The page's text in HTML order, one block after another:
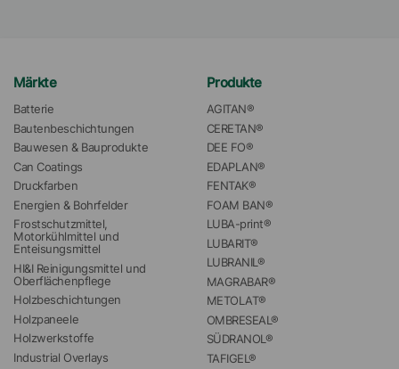
Märkte
Batterie
Bautenbeschichtungen
Bauwesen & Bauprodukte
Can Coatings
Druckfarben
Energien & Bohrfelder
Frostschutzmittel,
Motorkühlmittel und
Enteisungsmittel
HI&I Reinigungsmittel und
Oberflächenpflege
Holzbeschichtungen
Holzpaneele
Holzwerkstoffe
Industrial Overlays
Produkte
AGITAN®
CERETAN®
DEE FO®
EDAPLAN®
FENTAK®
FOAM BAN®
LUBA-print®
LUBARIT®
LUBRANIL®
MAGRABAR®
METOLAT®
OMBRESEAL®
SÜDRANOL®
TAFIGEL®